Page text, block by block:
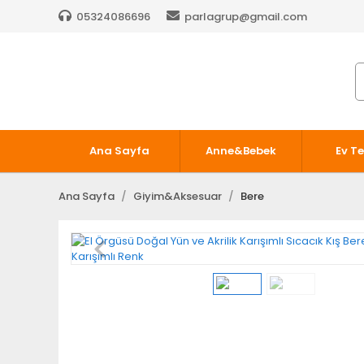
05324086696 parlagrup@gmail.com
Ana Sayfa Anne&Bebek Ev
Ana Sayfa Giyim&Aksesuar Bere